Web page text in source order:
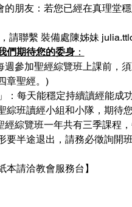
的朋友：若您已經在真理堂
聯繫 裝備處陳姊妹
們期待您的委身：
週參加聖經綜覽班上課前，
章聖經。)
：每天能穩定持續讀經能成
綜班讀經小組和小隊，期待
經綜覽班一年共有三季課程
要半途退出，請務必徵詢開
本請洽教會服務台】